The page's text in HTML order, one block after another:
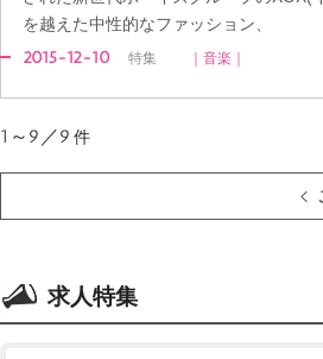
を越えた中性的なファッション、
2015-12-10 特集 ｜音楽｜
1～9／9 件
求人特集